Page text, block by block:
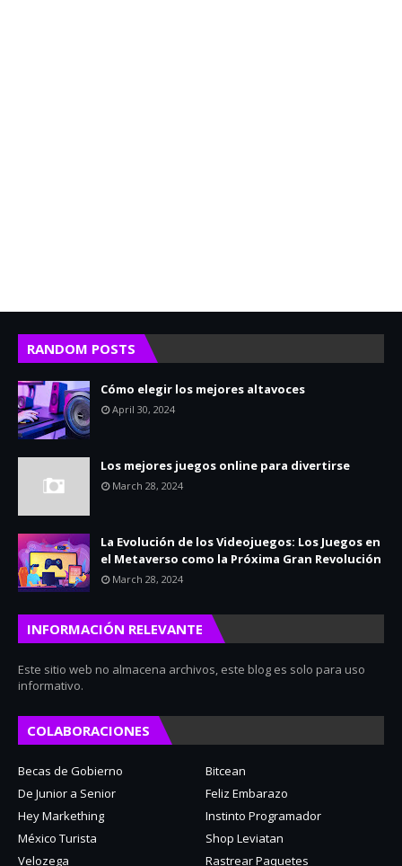
RANDOM POSTS
Cómo elegir los mejores altavoces
April 30, 2024
Los mejores juegos online para divertirse
March 28, 2024
La Evolución de los Videojuegos: Los Juegos en
el Metaverso como la Próxima Gran Revolución
March 28, 2024
INFORMACIÓN RELEVANTE
Este sitio web no almacena archivos, este blog es solo para uso
informativo.
COLABORACIONES
Becas de Gobierno
Bitcean
De Junior a Senior
Feliz Embarazo
Hey Markething
Instinto Programador
México Turista
Shop Leviatan
Velozega
Rastrear Paquetes